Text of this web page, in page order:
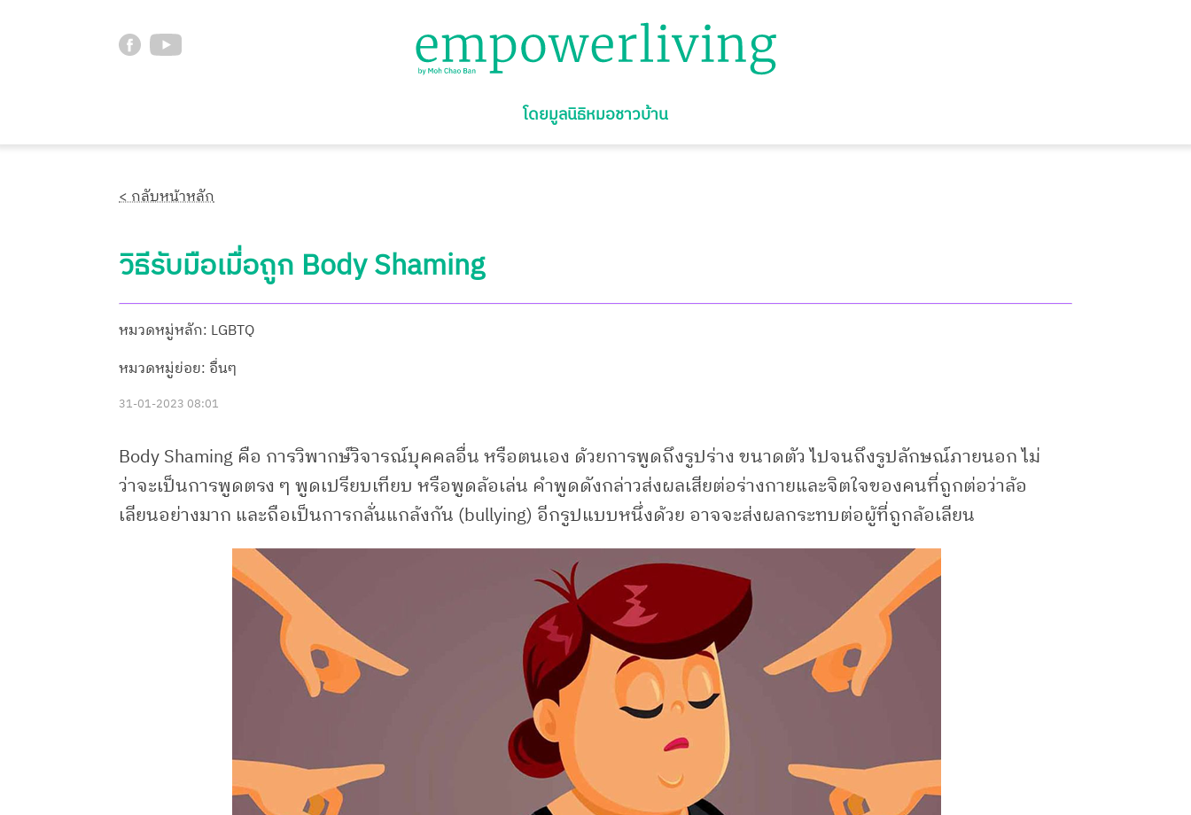
โดยมูลนิธิหมอชาวบ้าน
< กลับหน้าหลัก
วิธีรับมือเมื่อถูก Body Shaming
หมวดหมู่หลัก: LGBTQ
หมวดหมู่ย่อย: อื่นๆ
31-01-2023 08:01
Body Shaming คือ การวิพากษ์วิจารณ์บุคคลอื่น หรือตนเอง ด้วยการพูดถึงรูปร่าง ขนาดตัว ไปจนถึงรูปลักษณ์ภายนอก ไม่
ว่าจะเป็นการพูดตรง ๆ พูดเปรียบเทียบ หรือพูดล้อเล่น คำพูดดังกล่าวส่งผลเสียต่อร่างกายและจิตใจของคนที่ถูกต่อว่าล้อ
เลียนอย่างมาก และถือเป็นการกลั่นแกล้งกัน (bullying) อีกรูปแบบหนึ่งด้วย อาจจะส่งผลกระทบต่อผู้ที่ถูกล้อเลียน